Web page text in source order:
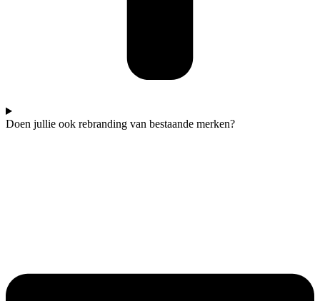
Doen jullie ook rebranding van bestaande merken?